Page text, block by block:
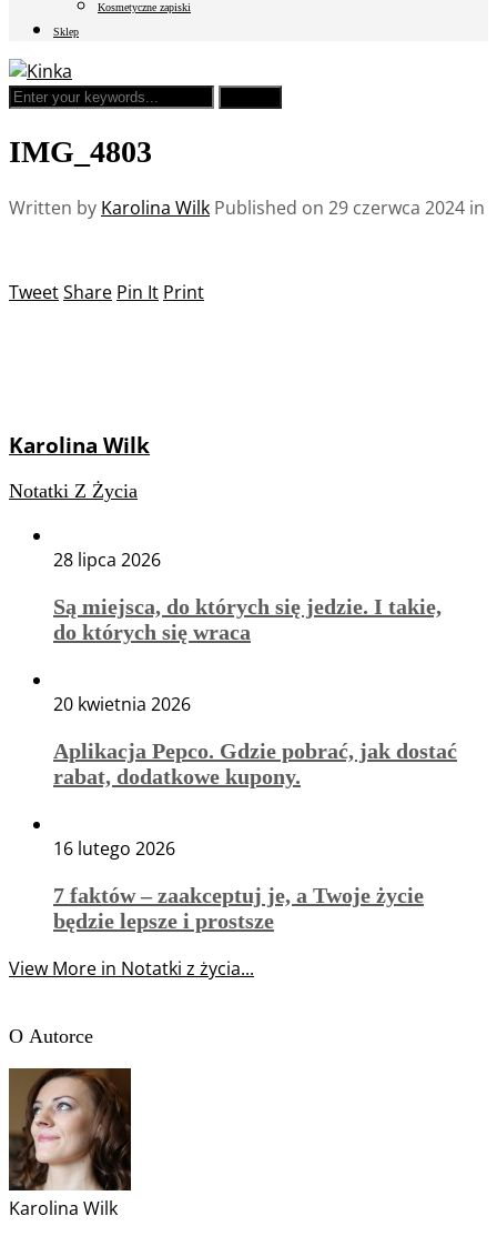
Kosmetyczne zapiski
Sklep
IMG_4803
Written by Karolina Wilk Published on 29 czerwca 2024 in
TweetShare Pin It Print
Karolina Wilk
Notatki Z Życia
28 lipca 2026
Są miejsca, do których się jedzie. I takie,
do których się wraca
20 kwietnia 2026
Aplikacja Pepco. Gdzie pobrać, jak dostać
rabat, dodatkowe kupony.
16 lutego 2026
7 faktów – zaakceptuj je, a Twoje życie
będzie lepsze i prostsze
View More in Notatki z życia...
O Autorce
Karolina Wilk